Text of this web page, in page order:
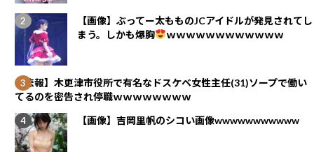
【画像】ぶってー太もものJCアイドルが発見されてし
まう。しかも爆胸
ｗｗｗｗｗｗｗｗｗｗｗｗ
【悲報】木更津市役所で有名なドスケベ女性主任(31)ソープで働い
てるのを密告され停職ｗｗｗｗｗｗｗｗ
【画像】吉岡里帆のシコい画像wwwwwwwwwww